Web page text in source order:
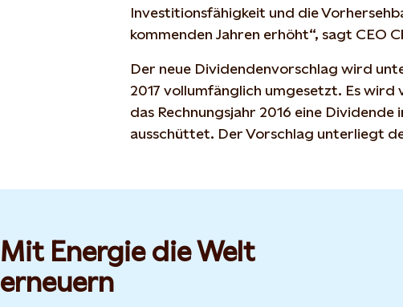
Investitionsfähigkeit und die
kommenden Jahren erhöht“, sagt CEO
Der neue Dividendenvorschlag wird
2017 vollumfänglich umgesetzt. Es
das Rechnungsjahr 2016 eine
ausschüttet. Der Vorschlag unterliegt
Mit Energie die Welt
erneuern